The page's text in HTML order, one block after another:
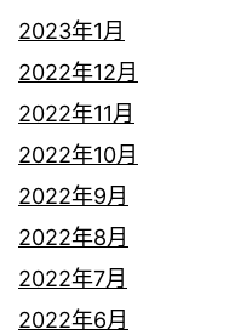
2023年1月
2022年12月
2022年11月
2022年10月
2022年9月
2022年8月
2022年7月
2022年6月